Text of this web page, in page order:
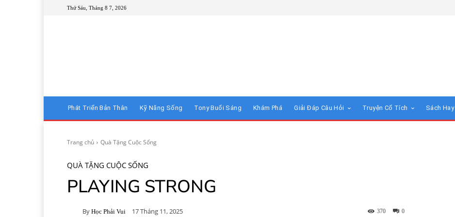
Thứ Sáu, Tháng 8 7, 2026
Phát Triển Bản Thân Kỹ Năng Sống Tony Buổi Sáng Khám Phá Giải Đáp Câu Hỏi Truyện Cổ Tích Sách Hay
Trang chủ Quà Tặng Cuộc Sống
QUÀ TẶNG CUỘC SỐNG
PLAYING STRONG
By Học Phải Vui 17 Tháng 11, 2025 0
370